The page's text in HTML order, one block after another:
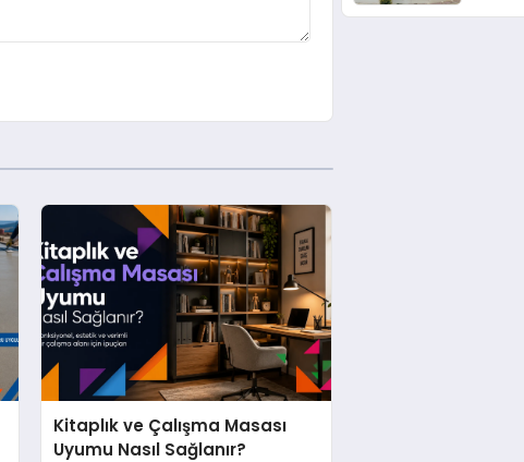
Kitaplık ve Çalışma Masası
Uyumu Nasıl Sağlanır?